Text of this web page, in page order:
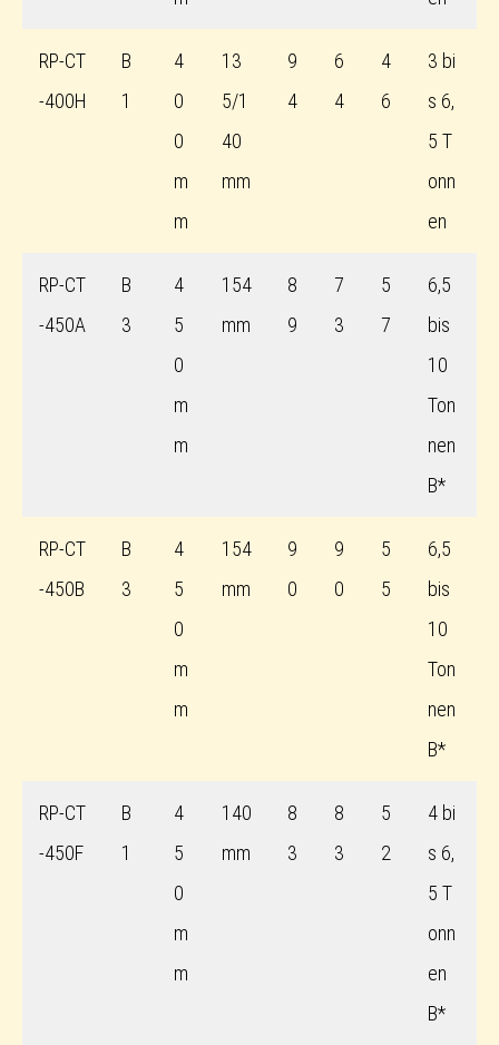
RP-CT
-400H
B
1
4
0
0
m
m
13
5/1
40
mm
9
4
6
4
4
6
3 bi
s 6,
5 T
onn
en
RP-CT
-450A
B
3
4
5
0
m
m
154
mm
8
9
7
3
5
7
6,5
bis
10
Ton
nen
B*
RP-CT
-450B
B
3
4
5
0
m
m
154
mm
9
0
9
0
5
5
6,5
bis
10
Ton
nen
B*
RP-CT
-450F
B
1
4
5
0
m
m
140
mm
8
3
8
3
5
2
4 bi
s 6,
5 T
onn
en
B*